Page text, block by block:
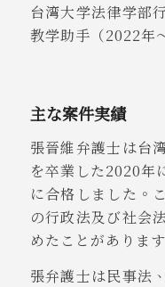
台湾大学法律学部
教学助手（2022年
主な案件実績
張晉維弁護士は台
を卒業した2020年
に合格しました。
の行政法及び社会
めたことがあります
張弁護士は民事法